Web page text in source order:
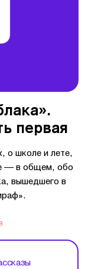
первая
о школе и лете,
— в общем, обо
вышедшего в